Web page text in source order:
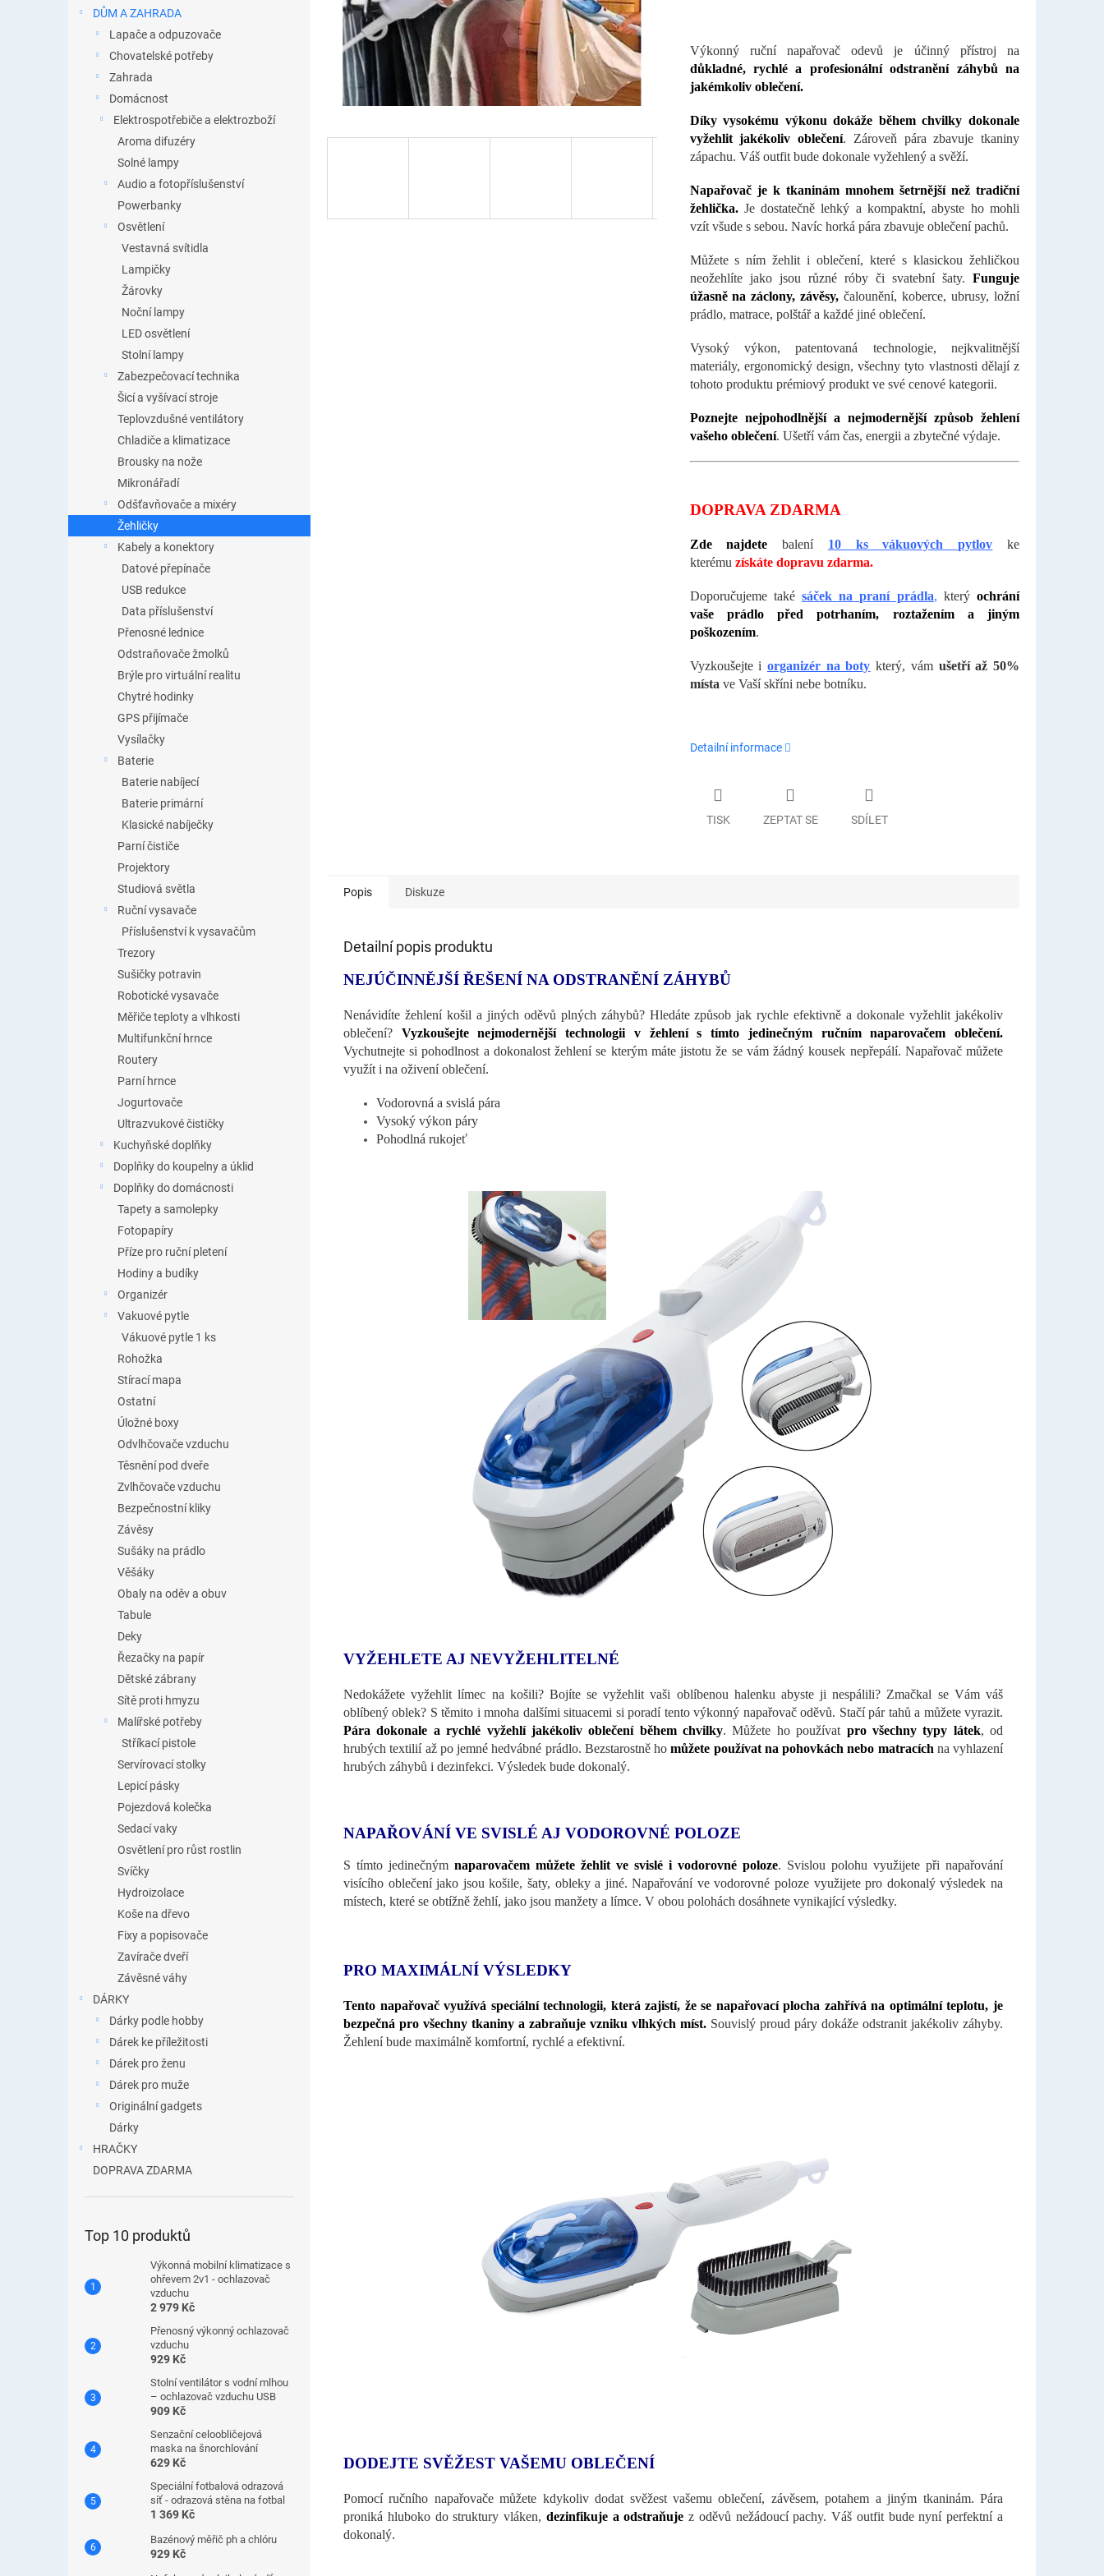
DŮM A ZAHRADA
Lapače a odpuzovače
Chovatelské potřeby
Zahrada
Domácnost
Elektrospotřebiče a elektrozboží
Aroma difuzéry
Solné lampy
Audio a fotopříslušenství
Powerbanky
Osvětlení
Vestavná svítidla
Lampičky
Žárovky
Noční lampy
LED osvětlení
Stolní lampy
Zabezpečovací technika
Šicí a vyšívací stroje
Teplovzdušné ventilátory
Chladiče a klimatizace
Brousky na nože
Mikronářadí
Odšťavňovače a mixéry
Žehličky
Kabely a konektory
Datové přepínače
USB redukce
Data příslušenství
Přenosné lednice
Odstraňovače žmolků
Brýle pro virtuální realitu
Chytré hodinky
GPS přijímače
Vysílačky
Baterie
Baterie nabíjecí
Baterie primární
Klasické nabíječky
Parní čističe
Projektory
Studiová světla
Ruční vysavače
Příslušenství k vysavačům
Trezory
Sušičky potravin
Robotické vysavače
Měřiče teploty a vlhkosti
Multifunkční hrnce
Routery
Parní hrnce
Jogurtovače
Ultrazvukové čističky
Kuchyňské doplňky
Doplňky do koupelny a úklid
Doplňky do domácnosti
Tapety a samolepky
Fotopapíry
Příze pro ruční pletení
Hodiny a budíky
Organizér
Vakuové pytle
Vákuové pytle 1 ks
Rohožka
Stírací mapa
Ostatní
Úložné boxy
Odvlhčovače vzduchu
Těsnění pod dveře
Zvlhčovače vzduchu
Bezpečnostní kliky
Závěsy
Sušáky na prádlo
Věšáky
Obaly na oděv a obuv
Tabule
Deky
Řezačky na papír
Dětské zábrany
Sítě proti hmyzu
Malířské potřeby
Stříkací pistole
Servírovací stolky
Lepicí pásky
Pojezdová kolečka
Sedací vaky
Osvětlení pro růst rostlin
Svíčky
Hydroizolace
Koše na dřevo
Fixy a popisovače
Zavírače dveří
Závěsné váhy
DÁRKY
Dárky podle hobby
Dárek ke příležitosti
Dárek pro ženu
Dárek pro muže
Originální gadgets
Dárky
HRAČKY
DOPRAVA ZDARMA
Top 10 produktů
Výkonná mobilní klimatizace s
ohřevem 2v1 - ochlazovač
vzduchu
2 979 Kč
Přenosný výkonný ochlazovač
vzduchu
929 Kč
Stolní ventilátor s vodní mlhou
– ochlazovač vzduchu USB
909 Kč
Senzační celoobličejová
maska ​​na šnorchlování
629 Kč
Speciální fotbalová odrazová
síť - odrazová stěna na fotbal
1 369 Kč
Bazénový měřič ph a chlóru
929 Kč
Výkonný ruční napařovač odevů je účinný přístroj na
důkladné, rychlé a profesionální odstranění záhybů na
jakémkoliv oblečení.
Díky vysokému výkonu dokáže během chvilky dokonale
vyžehlit jakékoliv oblečení. Zároveň pára zbavuje tkaniny
zápachu. Váš outfit bude dokonale vyžehlený a svěží.
Napařovač je k tkaninám mnohem šetrnější než tradiční
žehlička.Je dostatečně lehký a kompaktní, abyste ho mohli
vzít všude s sebou. Navíc horká pára zbavuje oblečení pachů.
Můžete s ním žehlit i oblečení, které s klasickou žehličkou
neožehlíte jako jsou různé róby či svatební šaty. Funguje
úžasně na záclony, závěsy, čalounění, koberce, ubrusy, ložní
prádlo, matrace, polštář a každé jiné oblečení.
Vysoký výkon, patentovaná technologie, nejkvalitnější
materiály, ergonomický design, všechny tyto vlastnosti dělají z
tohoto produktu prémiový produkt ve své cenové kategorii.
Poznejte nejpohodlnější a nejmodernější způsob žehlení
vašeho oblečení. Ušetří vám čas, energii a zbytečné výdaje.
DOPRAVA ZDARMA
Zde najdete balení 10 ks vákuových pytlov ke
kterému získátedopravu zdarma.
Doporučujeme také sáček na praní prádla, kterýochrání
vaše prádlo před potrhaním, roztažením a jiným
poškozením.
Vyzkoušejte i organizér na boty který, vám ušetří až 50%
místave Vaší skříni nebe botníku.
Detailní informace
TISK ZEPTAT SE SDÍLET
Popis Diskuze
Detailní popis produktu
NEJÚČINNĚJŠÍ ŘEŠENÍ NA ODSTRANĚNÍ ZÁHYBŮ
Nenávidíte žehlení košil a jiných oděvů plných záhybů? Hledáte způsob jak rychle efektivně a dokonale vyžehlit jakékoliv
oblečení? Vyzkoušejte nejmodernější technologii v žehlení s tímto jedinečným ručním naparovačem oblečení.
Vychutnejte si pohodlnost a dokonalost žehlení se kterým máte jistotu že se vám žádný kousek nepřepálí. Napařovač můžete
využít i na oživení oblečení.
Vodorovná a svislá pára
Vysoký výkon páry
Pohodlná rukojeť
VYŽEHLETE AJ NEVYŽEHLITELNÉ
Nedokážete vyžehlit límec na košili? Bojíte se vyžehlit vaši oblíbenou halenku abyste ji nespálili? Zmačkal se Vám váš
oblíbený oblek? S těmito i mnoha dalšími situacemi si poradí tento výkonný napařovač oděvů. Stačí pár tahů a můžete vyrazit.
Pára dokonale a rychlé vyžehlí jakékoliv oblečení během chvilky. Můžete ho používat pro všechny typy látek, od
hrubých textilií až po jemné hedvábné prádlo. Bezstarostně homůžete používat na pohovkách nebo matracích na vyhlazení
hrubých záhybů i dezinfekci. Výsledek bude dokonalý.
NAPAŘOVÁNÍ VE SVISLÉ AJ VODOROVNÉ POLOZE
S tímto jedinečným naparovačem můžete žehlit ve svislé i vodorovné poloze. Svislou polohu využijete při napařování
visícího oblečení jako jsou košile, šaty, obleky a jiné. Napařování ve vodorovné poloze využijete pro dokonalý výsledek na
místech, které se obtížně žehlí, jako jsou manžety a límce. V obou polohách dosáhnete vynikající výsledky.
PRO MAXIMÁLNÍ VÝSLEDKY
Tento napařovač využívá speciální technologii, která zajistí, že se napařovací plocha zahřívá na optimální teplotu, je
bezpečná pro všechny tkaniny a zabraňuje vzniku vlhkých míst. Souvislý proud páry dokáže odstranit jakékoliv záhyby.
Žehlení bude maximálně komfortní, rychlé a efektivní.
DODEJTE SVĚŽEST VAŠEMU OBLEČENÍ
Pomocí ručního napařovače můžete kdykoliv dodat svěžest vašemu oblečení, závěsem, potahem a jiným tkaninám. Pára
proniká hluboko do struktury vláken, dezinfikuje a odstraňuje z oděvů nežádoucí pachy. Váš outfit bude nyní perfektní a
dokonalý.